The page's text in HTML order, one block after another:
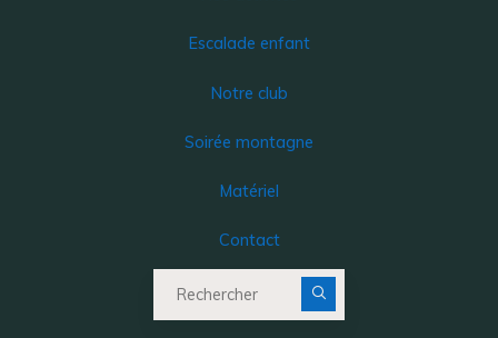
Escalade enfant
Notre club
Soirée montagne
Matériel
Contact